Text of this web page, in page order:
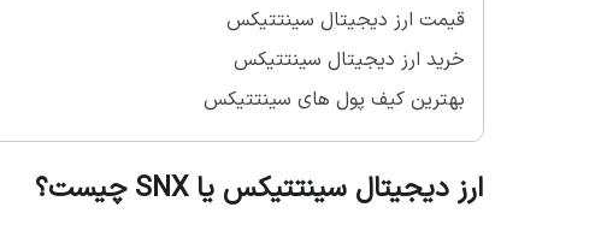
قیمت ارز دیجیتال سینتتیکس
خرید ارز دیجیتال سینتتیکس
بهترین کیف پول های سینتتیکس
ارز دیجیتال سینتتیکس یا SNX چیست؟